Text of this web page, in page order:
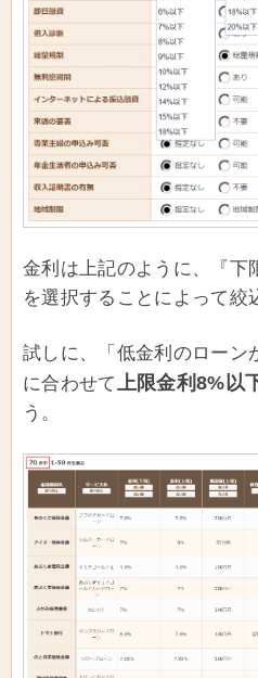
金利は上記のように、『下
を選択することによって絞
試しに、「低金利のローン
に合わせて
上限金利8%以
う。